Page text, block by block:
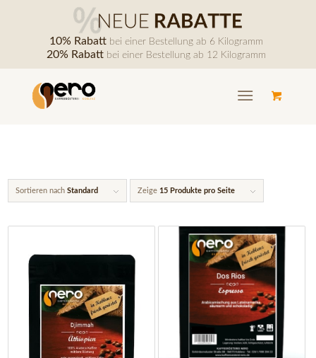
10% Rabatt bei einer Bestellung ab 6 Kilogramm
20% Rabatt bei einer Bestellung ab 12 Kilogramm
Sortieren nachStandard Zeige 15 Produkte pro Seite